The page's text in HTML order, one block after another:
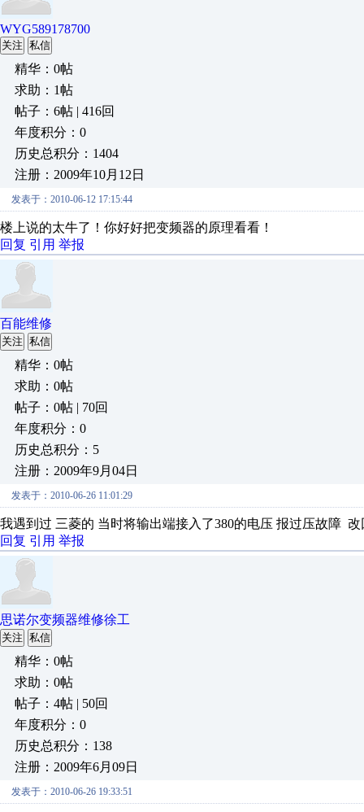
WYG589178700
关注 私信
精华：0帖
求助：1帖
帖子：6帖 | 416回
年度积分：0
历史总积分：1404
注册：2009年10月12日
发表于：2010-06-12 17:15:44
楼上说的太牛了！你好好把变频器的原理看看！
回复 引用 举报
百能维修
关注 私信
精华：0帖
求助：0帖
帖子：0帖 | 70回
年度积分：0
历史总积分：5
注册：2009年9月04日
发表于：2010-06-26 11:01:29
我遇到过 三菱的 当时将输出端接入了380的电压 报过压故障
回复 引用 举报
思诺尔变频器维修徐工
关注 私信
精华：0帖
求助：0帖
帖子：4帖 | 50回
年度积分：0
历史总积分：138
注册：2009年6月09日
发表于：2010-06-26 19:33:51